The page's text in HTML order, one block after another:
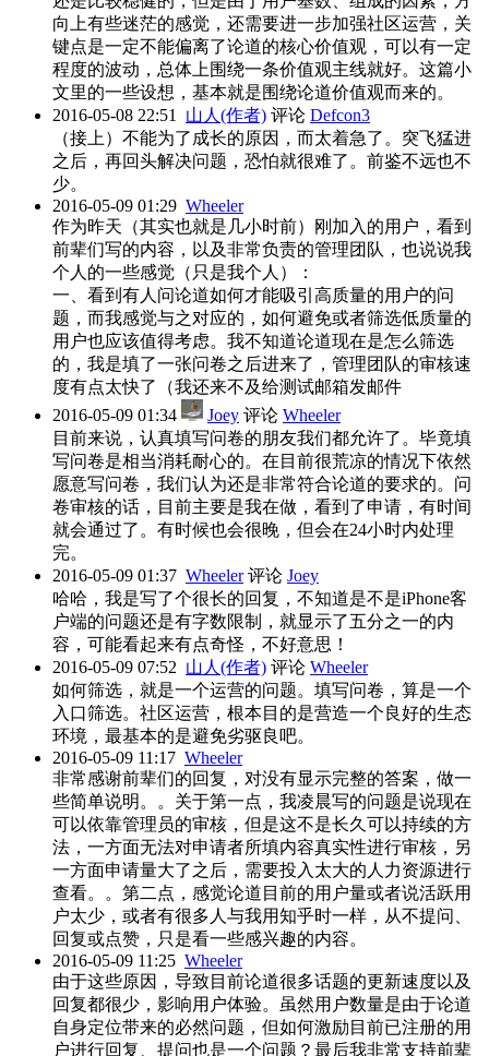
向上有些迷茫的感觉，还需要进一步加强社区运营，关
键点是一定不能偏离了论道的核心价值观，可以有一定
程度的波动，总体上围绕一条价值观主线就好。这篇小
文里的一些设想，基本就是围绕论道价值观而来的。
2016-05-08 22:51
山人(作者) 评论 Defcon3
（接上）不能为了成长的原因，而太着急了。突飞猛进
之后，再回头解决问题，恐怕就很难了。前鉴不远也不
少。
2016-05-09 01:29 Wheeler
作为昨天（其实也就是几小时前）刚加入的用户，看到
前辈们写的内容，以及非常负责的管理团队，也说说我
个人的一些感觉（只是我个人）：
一、看到有人问论道如何才能吸引高质量的用户的问
题，而我感觉与之对应的，如何避免或者筛选低质量的
用户也应该值得考虑。我不知道论道现在是怎么筛选
的，我是填了一张问卷之后进来了，管理团队的审核速
度有点太快了（我还来不及给测试邮箱发邮件
2016-05-09 01:34
Joey 评论 Wheeler
目前来说，认真填写问卷的朋友我们都允许了。毕竟填
写问卷是相当消耗耐心的。在目前很荒凉的情况下依然
愿意写问卷，我们认为还是非常符合论道的要求的。问
卷审核的话，目前主要是我在做，看到了申请，有时间
就会通过了。有时候也会很晚，但会在24小时内处理
完。
2016-05-09 01:37 Wheeler评论 Joey
哈哈，我是写了个很长的回复，不知道是不是iPhone客
户端的问题还是有字数限制，就显示了五分之一的内
容，可能看起来有点奇怪，不好意思！
2016-05-09 07:52 山人(作者) 评论 Wheeler
如何筛选，就是一个运营的问题。填写问卷，算是一个
入口筛选。社区运营，根本目的是营造一个良好的生态
环境，最基本的是避免劣驱良吧。
2016-05-09 11:17 Wheeler
非常感谢前辈们的回复，对没有显示完整的答案，做一
些简单说明。。关于第一点，我凌晨写的问题是说现在
可以依靠管理员的审核，但是这不是长久可以持续的方
法，一方面无法对申请者所填内容真实性进行审核，另
一方面申请量大了之后，需要投入太大的人力资源进行
查看。。第二点，感觉论道目前的用户量或者说活跃用
户太少，或者有很多人与我用知乎时一样，从不提问、
回复或点赞，只是看一些感兴趣的内容。
2016-05-09 11:25 Wheeler
由于这些原因，导致目前论道很多话题的更新速度以及
回复都很少，影响用户体验。虽然用户数量是由于论道
自身定位带来的必然问题，但如何激励目前已注册的用
户进行回复、提问也是一个问题？最后我非常支持前辈